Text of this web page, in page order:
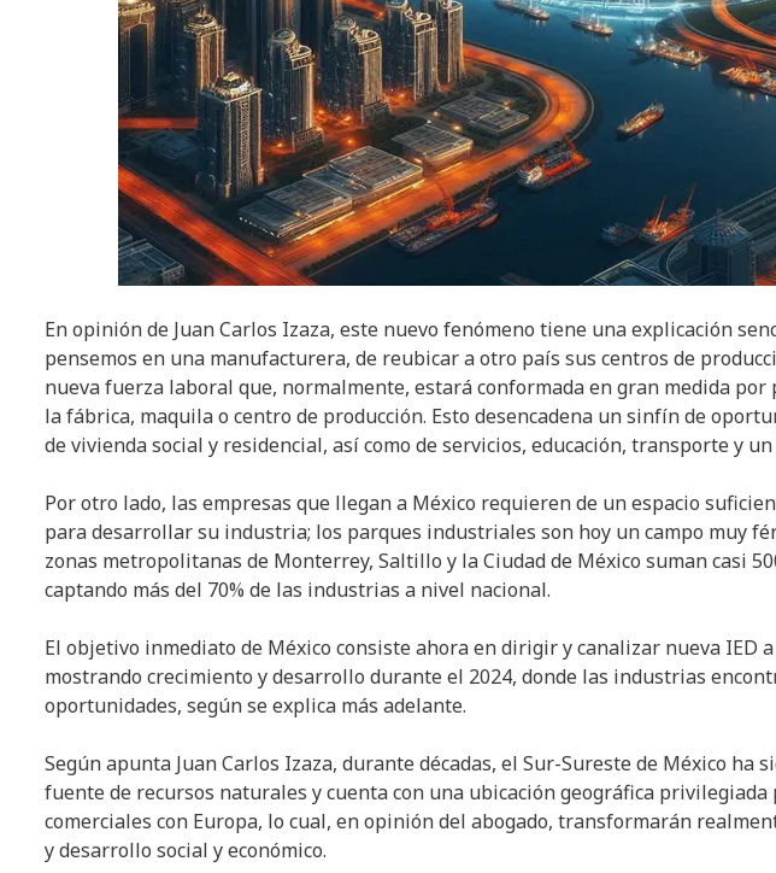
En opinión de Juan Carlos Izaza, este nuevo fenómeno tiene una explicación
pensemos en una manufacturera, de reubicar a otro país sus centros de
nueva fuerza laboral que, normalmente, estará conformada en gran medida por
la fábrica, maquila o centro de producción. Esto desencadena un sinfín de
de vivienda social y residencial, así como de servicios, educación, transporte y
Por otro lado, las empresas que llegan a México requieren de un espacio
para desarrollar su industria; los parques industriales son hoy un campo muy
zonas metropolitanas de Monterrey, Saltillo y la Ciudad de México suman casi
captando más del 70% de las industrias a nivel nacional.
El objetivo inmediato de México consiste ahora en dirigir y canalizar nueva IED
mostrando crecimiento y desarrollo durante el 2024, donde las industrias
oportunidades, según se explica más adelante.
Según apunta Juan Carlos Izaza, durante décadas, el Sur-Sureste de México ha
fuente de recursos naturales y cuenta con una ubicación geográfica
comerciales con Europa, lo cual, en opinión del abogado, transformarán
y desarrollo social y económico.